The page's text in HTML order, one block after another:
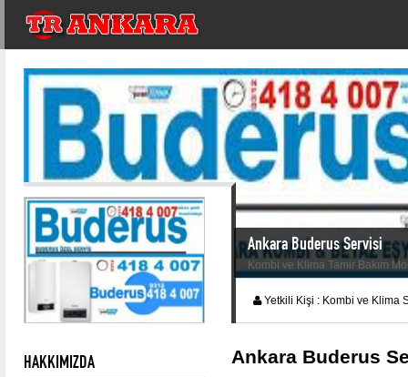
Ankara Buderus Servisi
Kombi ve Klima Tamir Bakım
Yetkili Kişi : Kombi ve Klima
HAKKIMIZDA
Ankara Buderus